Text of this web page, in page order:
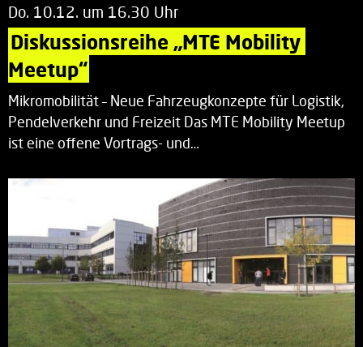
Do. 10.12. um 16.30 Uhr
Diskussionsreihe „MTE Mobility
Meetup“
Mikromobilität – Neue Fahrzeugkonzepte für Logistik,
Pendelverkehr und Freizeit Das MTE Mobility Meetup
ist eine offene Vortrags- und…